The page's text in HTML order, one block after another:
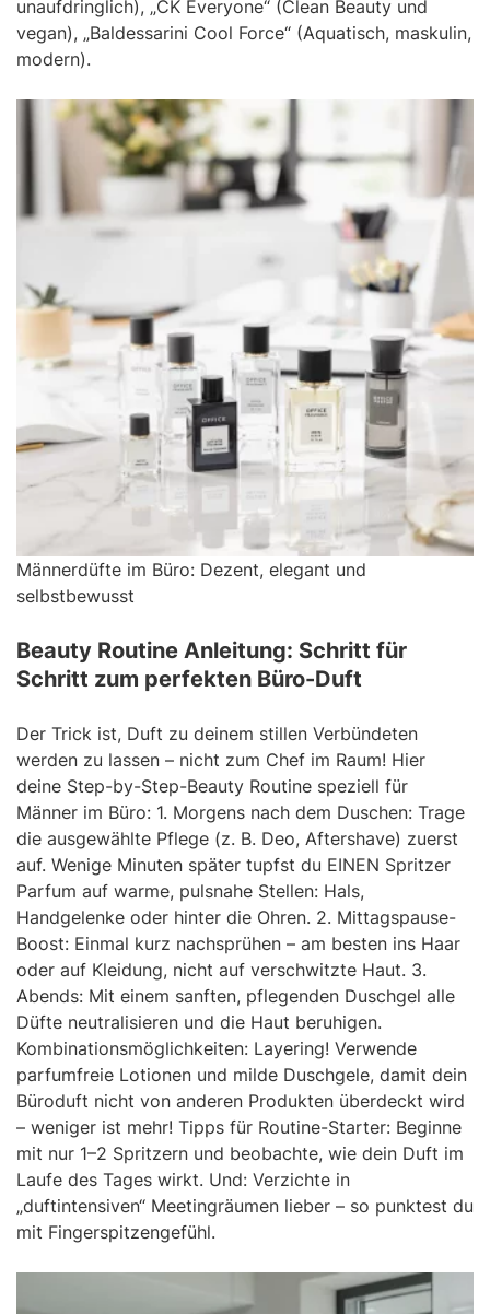
unaufdringlich), „CK Everyone“ (Clean Beauty und
vegan), „Baldessarini Cool Force“ (Aquatisch, maskulin,
modern).
Männerdüfte im Büro: Dezent, elegant und
selbstbewusst
Beauty Routine Anleitung: Schritt für
Schritt zum perfekten Büro-Duft
Der Trick ist, Duft zu deinem stillen Verbündeten
werden zu lassen – nicht zum Chef im Raum! Hier
deine Step-by-Step-Beauty Routine speziell für
Männer im Büro: 1. Morgens nach dem Duschen: Trage
die ausgewählte Pflege (z. B. Deo, Aftershave) zuerst
auf. Wenige Minuten später tupfst du EINEN Spritzer
Parfum auf warme, pulsnahe Stellen: Hals,
Handgelenke oder hinter die Ohren. 2. Mittagspause-
Boost: Einmal kurz nachsprühen – am besten ins Haar
oder auf Kleidung, nicht auf verschwitzte Haut. 3.
Abends: Mit einem sanften, pflegenden Duschgel alle
Düfte neutralisieren und die Haut beruhigen.
Kombinationsmöglichkeiten: Layering! Verwende
parfumfreie Lotionen und milde Duschgele, damit dein
Büroduft nicht von anderen Produkten überdeckt wird
– weniger ist mehr! Tipps für Routine-Starter: Beginne
mit nur 1–2 Spritzern und beobachte, wie dein Duft im
Laufe des Tages wirkt. Und: Verzichte in
„duftintensiven“ Meetingräumen lieber – so punktest du
mit Fingerspitzengefühl.